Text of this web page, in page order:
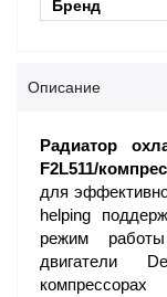
Бренд
Описание
Радиатор
F2L511/
для
helping
режим
двигатели